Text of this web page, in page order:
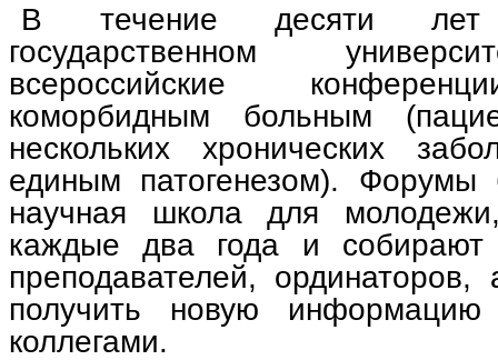
В течение десяти лет
государственном
всероссийские
коморбидным больным
нескольких хронических
единым патогенезом).
научная школа для
каждые два года и собирают
преподавателей, ординаторов,
получить новую
коллегами.